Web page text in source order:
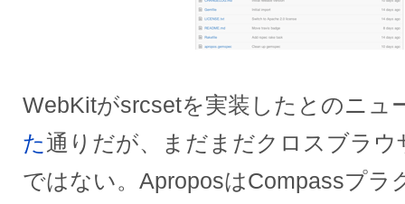
WebKitがsrcsetを実装したとのニュ
た通りだが、まだまだクロスブラ
ではない。AproposはCompassプラ